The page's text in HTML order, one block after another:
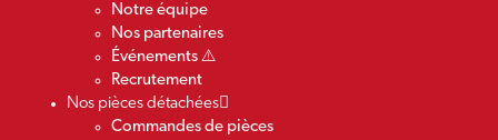
Notre équipe
Nos partenaires
Événements ⚠️
Recrutement
Nos pièces détachées
Commandes de pièces